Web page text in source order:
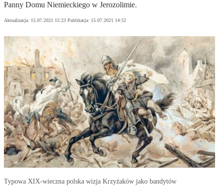
Panny Domu Niemieckiego w Jerozolimie.
Aktualizacja: 15.07.2021 15:23 Publikacja: 15.07.2021 14:52
Typowa XIX-wieczna polska wizja Krzyżaków jako bandytów